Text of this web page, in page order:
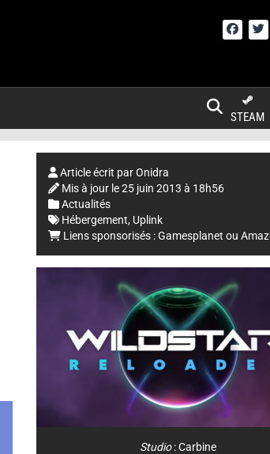
STEAM
Article écrit parOnidra
Mis à jour le25 juin 2013 à 18h56
Actualités
Hébergement, Uplink
Liens sponsorisés :Gamesplanet ou
Studio:Carbine